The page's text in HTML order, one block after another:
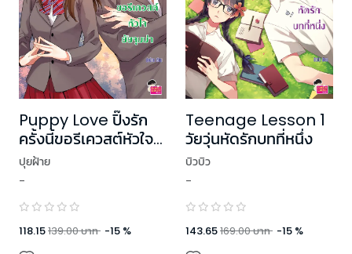
Puppy Love ปิ๊งรัก
ครั้งนี้ขอรีเควสต์หัวใจ
ยัยจุมม่า ชุด Ugly
Duckling
ปุยฝ้าย
-
118.15139.00บาท -15 %
Teenage Lesson 1
วัยวุ่นหัดรักบทที่หนึ่ง
บิวบิว
-
143.65169.00บาท -15 %